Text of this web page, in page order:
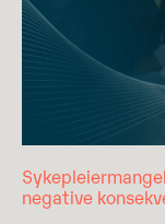
negative